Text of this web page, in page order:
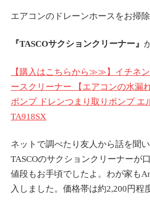
エアコンのドレーンホースをお掃除
『TASCOサクションクリーナー』
【購入はこちらから≫≫】イチネン
ースクリーナー 【エアコンの水漏
ポンプ ドレンつまり取りポンプ エ
TA918SX
ネットで調べたり友人から話を聞い
TASCOのサクションクリーナーが
値段もお手頃でしたよ。わが家も
入しました。価格帯は約2,200円程